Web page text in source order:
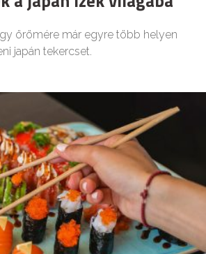
örömére már egyre több helyen
japán tekercset.